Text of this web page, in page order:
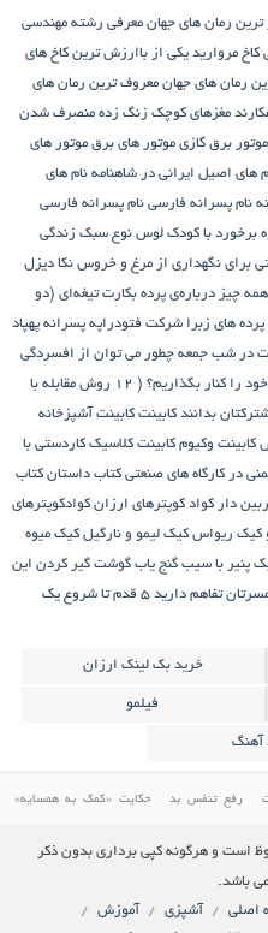
رمان های جهان معرفی رشته مهندسی
کاخ مروارید یکی از باارزش ترین کاخ های
رمان های جهان معروف ترین رمان های
مغزهای کوچک زنگ زده منصرف شدن
موتور برق گازی موتور های برق موتور های
های اصیل ایرانی در شاهنامه نام های
نام پسرانه فارسی نام پسرانه فارسی
برخورد با کودک لوس نوع سبک زندگی
برای نگهداری از مرغ و خروس نکا دیزل
همه چیز درباره‌ی پرده بکارت تیغه‌ای (دو
پرده های زبرا شرکت فتودراپه پسرانه پهپاد
در شب جمعه چطور می توان از افسردگی
چگونه خجالت خود را کنار بگذاریم؟ ( 12 روش مقابله با
بدانند کابینت کابینت آشپزخانه
کابینت وکیوم کابینت کلاسیک کاردستی با
در کارگاه های صنعتی کتاب داستان کتاب
دار کواد کوپترهای ارزان کوادکوپترهای
کیک ریواس کیک لیمو و نارگیل کیک میوه
پنیر با سیب گنج‌ یاب گوشت گیر کردن این
۵ قدم تا شروع یک
خرید بک لینک ارزان
فیلمو
آهنگ
رفع تنفس بد حکایت «کمک به همسایه»
معرفی کاخ مروارید یکی از باارزش ترین کاخ های
است و هرگونه کپی برداری بدون ذکر
باشد.
اصلی آشپزی
آموزش